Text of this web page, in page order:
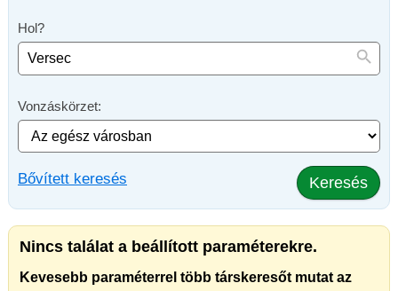
Hol?
Vonzáskörzet:
Bővített keresés Keresés
Nincs találat a beállított paraméterekre.
Kevesebb paraméterrel több társkeresőt mutat az